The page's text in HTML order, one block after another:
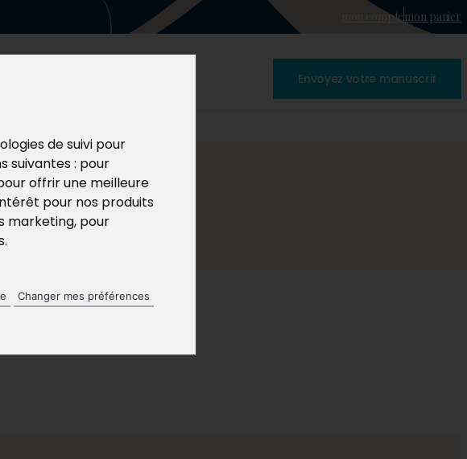
de suivi pour
suivantes : pour
offrir une meilleure
pour nos produits
marketing, pour
.
Changer mes préférences
mon comptemon panier
Envoyez votre manuscrit